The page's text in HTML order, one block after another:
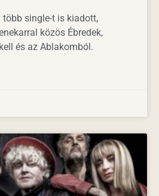
több single-t is kiadott,
közös Ébredek,
és az Ablakomból.